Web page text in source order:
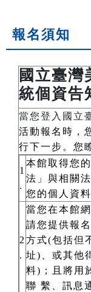
報名須知
國立臺灣
統個資告
當您登入國立
活動報名時，
行下一步。您
1
.
本館取得您
法」與相關
您的個人資料
2
.
當您在本館
請您提供報
方式(包括但
址)、或其他
料)；且將用
聯 繫、訊息